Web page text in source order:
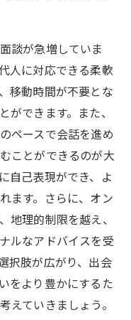
談が急増していま
人に対応できる柔軟
移動時間が不要とな
ができます。また、
ペースで会話を進め
ことができるのが大
自己表現ができ、よ
ます。さらに、オン
地理的制限を越え、
ルなアドバイスを受
択肢が広がり、出会
をより豊かにするた
えていきましょう。